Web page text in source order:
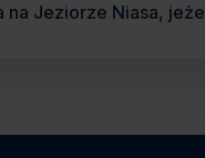
Jeziorze Niasa,